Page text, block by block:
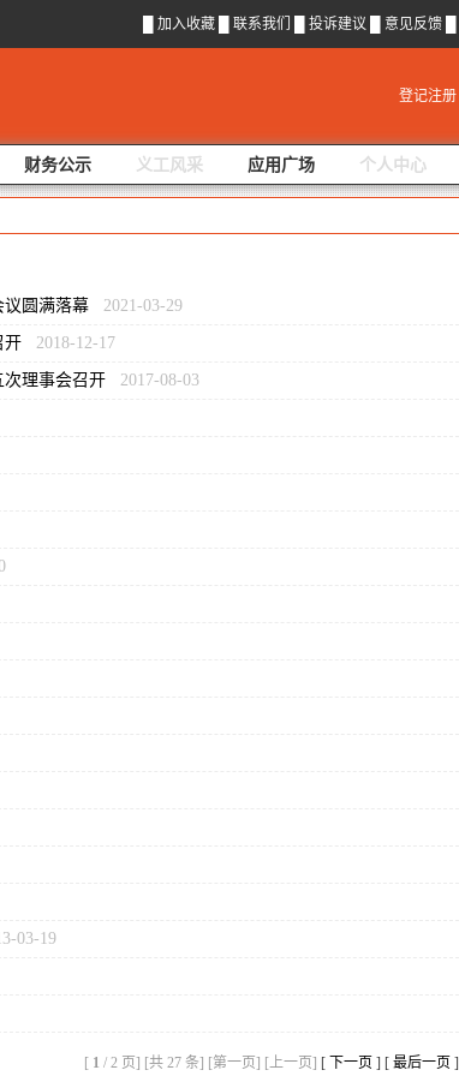
加入收藏 联系我们 投诉建议 意见反馈
登记注册
财务公示 义工风采 应用广场 个人中心
议圆满落幕 2021-03-29
开 2018-12-17
次理事会召开 2017-08-03
03-19
[ 1 / 2 页] [共 27 条] [第一页] [上一页] [ 下一页 ] [ 最后一页 ]